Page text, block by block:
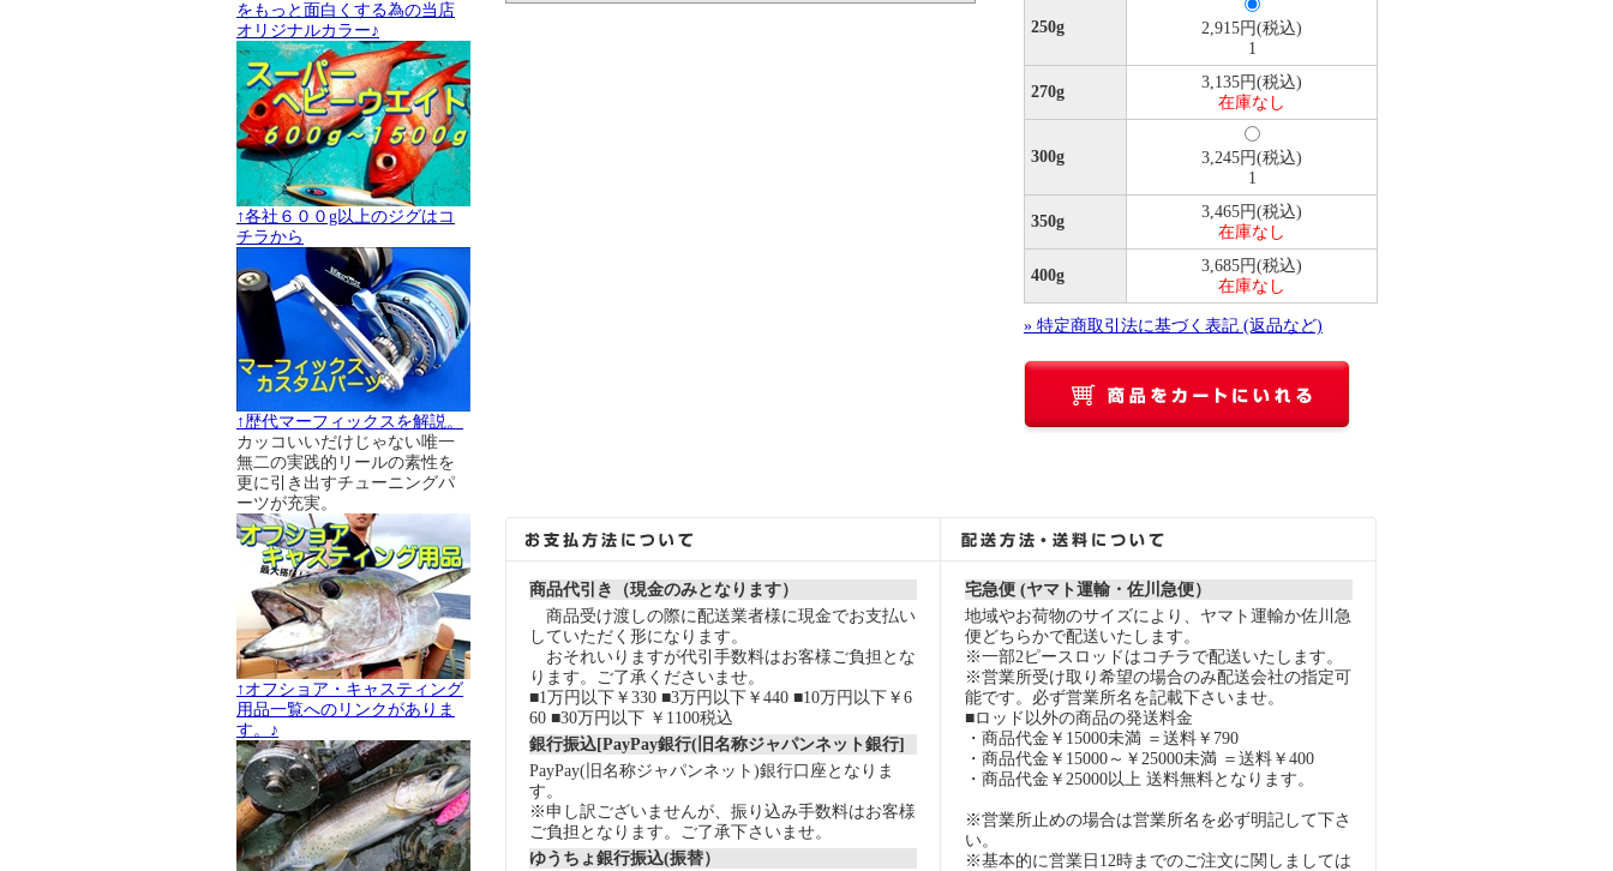
をもっと面白くする為の当店
オリジナルカラー♪
↑各社６００g以上のジグはコ
チラから
↑歴代マーフィックスを解説。
カッコいいだけじゃない唯一
無二の実践的リールの素性を
更に引き出すチューニングパ
ーツが充実。
↑オフショア・キャスティング
用品一覧へのリンクがありま
す。♪
250g
2,915円(税込)
1
270g
3,135円(税込)
在庫なし
300g
3,245円(税込)
1
350g
3,465円(税込)
在庫なし
400g
3,685円(税込)
在庫なし
» 特定商取引法に基づく表記 (返品など)
商品代引き（現金のみとなります）
商品受け渡しの際に配送業者様に現金でお支払い
していただく形になります。
おそれいりますが代引手数料はお客様ご負担とな
ります。ご了承くださいませ。
■1万円以下￥330 ■3万円以下￥440 ■10万円以下￥6
60 ■30万円以下 ￥1100税込
銀行振込[PayPay銀行(旧名称ジャパンネット銀行]
PayPay(旧名称ジャパンネット)銀行口座となりま
す。
※申し訳ございませんが、振り込み手数料はお客様
ご負担となります。ご了承下さいませ。
ゆうちょ銀行振込(振替）
宅急便 (ヤマト運輸・佐川急便）
地域やお荷物のサイズにより、ヤマト運輸か佐川急
便どちらかで配送いたします。
※一部2ピースロッドはコチラで配送いたします。
※営業所受け取り希望の場合のみ配送会社の指定可
能です。必ず営業所名を記載下さいませ。
■ロッド以外の商品の発送料金
・商品代金￥15000未満 ＝送料￥790
・商品代金￥15000～￥25000未満 ＝送料￥400
・商品代金￥25000以上 送料無料となります。
※営業所止めの場合は営業所名を必ず明記して下さ
い。
※基本的に営業日12時までのご注文に関しましては